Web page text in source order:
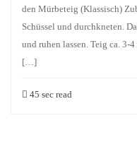
den Mürbeteig (Klassisch)
Schüssel und durchkneten.
und ruhen lassen. Teig ca. 3-
[…]
45 sec read